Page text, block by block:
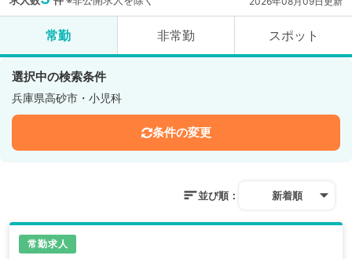
常勤 非常勤 スポット
選択中の検索条件
兵庫県高砂市・小児科
条件の変更
並び順： 新着順
常勤求人